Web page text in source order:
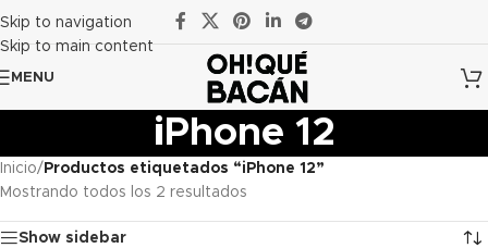
Skip to navigation
Skip to main content
MENU
iPhone 12
Inicio/ Productos etiquetados “iPhone 12”
Mostrando todos los 2 resultados
Show sidebar